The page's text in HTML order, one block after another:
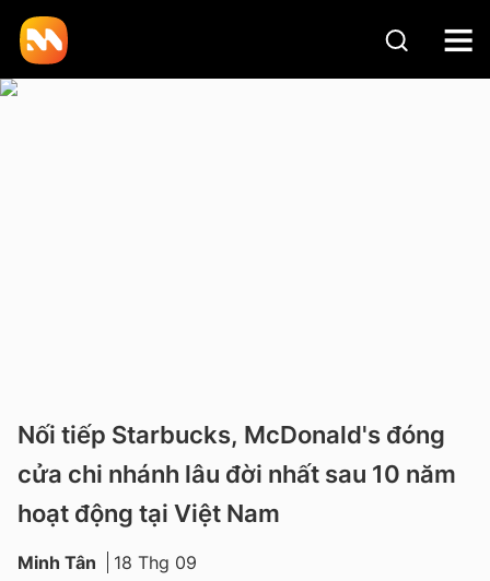
Nối tiếp Starbucks, McDonald's đóng
cửa chi nhánh lâu đời nhất sau 10 năm
hoạt động tại Việt Nam
Minh Tân 18 Thg 09